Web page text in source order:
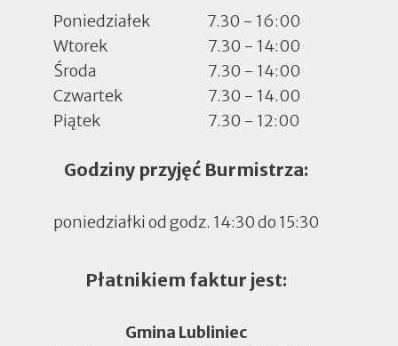
Poniedziałek
7.30 - 16:00
Wtorek
7.30 - 14:00
Środa
7.30 - 14:00
Czwartek
7.30 - 14.00
Piątek
7.30 - 12:00
Godziny przyjęć Burmistrza:
poniedziałki od godz. 14:30 do 15:30
Płatnikiem faktur jest:
Gmina Lubliniec